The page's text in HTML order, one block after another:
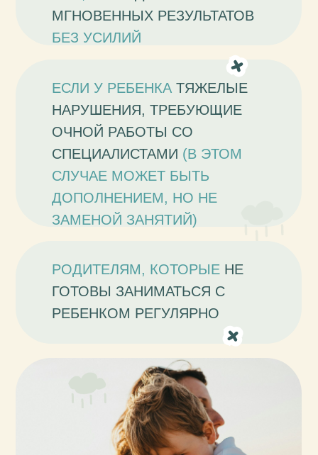
МГНОВЕННЫХ РЕЗУЛЬТАТОВ
БЕЗ УСИЛИЙ
РОДИТЕЛЯМ, КОТОРЫЕ НЕ
ГОТОВЫ ЗАНИМАТЬСЯ С
РЕБЕНКОМ РЕГУЛЯРНО
ЕСЛИ У РЕБЕНКА ТЯЖЕЛЫЕ
НАРУШЕНИЯ, ТРЕБУЮЩИЕ
ОЧНОЙ РАБОТЫ СО
СПЕЦИАЛИСТАМИ (В ЭТОМ
СЛУЧАЕ МОЖЕТ БЫТЬ
ДОПОЛНЕНИЕМ, НО НЕ
ЗАМЕНОЙ ЗАНЯТИЙ)